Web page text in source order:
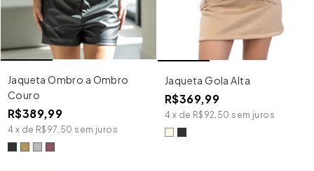
Jaqueta Ombro a Ombro
Couro
R$389,99
4 x de R$97,50 sem juros
Jaqueta Gola Alta
R$369,99
4 x de R$92,50 sem juros